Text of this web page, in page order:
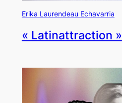
Erika Laurendeau Echavarria
« Latinattraction »